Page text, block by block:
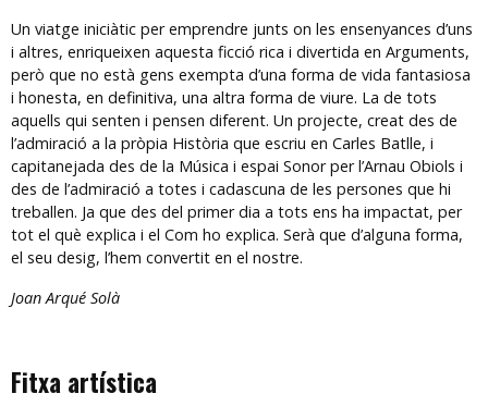
Un viatge iniciàtic per emprendre junts on les ensenyances d’uns
i altres, enriqueixen aquesta ficció rica i divertida en Arguments,
però que no està gens exempta d’una forma de vida fantasiosa
i honesta, en definitiva, una altra forma de viure. La de tots
aquells qui senten i pensen diferent. Un projecte, creat des de
l’admiració a la pròpia Història que escriu en Carles Batlle, i
capitanejada des de la Música i espai Sonor per l’Arnau Obiols i
des de l’admiració a totes i cadascuna de les persones que hi
treballen. Ja que des del primer dia a tots ens ha impactat, per
tot el què explica i el Com ho explica. Serà que d’alguna forma,
el seu desig, l’hem convertit en el nostre.
Joan Arqué Solà
Fitxa artística